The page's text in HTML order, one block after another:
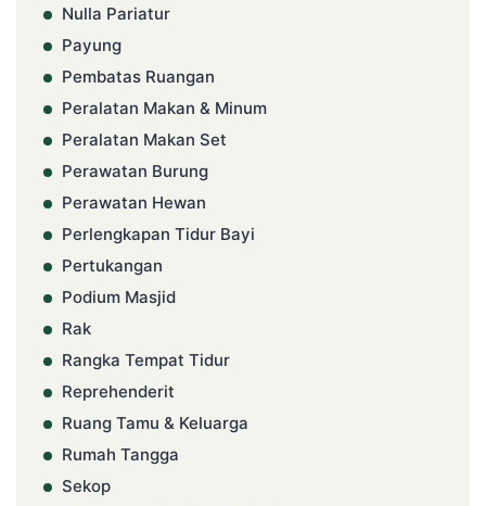
Nulla Pariatur
Payung
Pembatas Ruangan
Peralatan Makan & Minum
Peralatan Makan Set
Perawatan Burung
Perawatan Hewan
Perlengkapan Tidur Bayi
Pertukangan
Podium Masjid
Rak
Rangka Tempat Tidur
Reprehenderit
Ruang Tamu & Keluarga
Rumah Tangga
Sekop